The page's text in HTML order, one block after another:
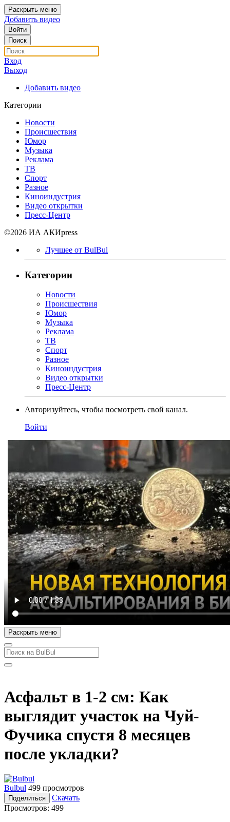
Раскрыть меню
Добавить видео
Войти
Поиск
Вход
Выход
Добавить видео
Категории
Новости
Происшествия
Юмор
Музыка
Реклама
ТВ
Спорт
Разное
Киноиндустрия
Видео открытки
Пресс-Центр
©2026 ИА АКИpress
Лучшее от BulBul
Категории
Новости
Происшествия
Юмор
Музыка
Реклама
ТВ
Спорт
Разное
Киноиндустрия
Видео открытки
Пресс-Центр
Авторизуйтесь, чтобы посмотреть свой канал.
Войти
Раскрыть меню
Асфальт в 1-2 см: Как
выглядит участок на Чуй-
Фучика спустя 8 месяцев
после укладки?
Bulbul 499 просмотров
Поделиться
Скачать
Просмотров: 499